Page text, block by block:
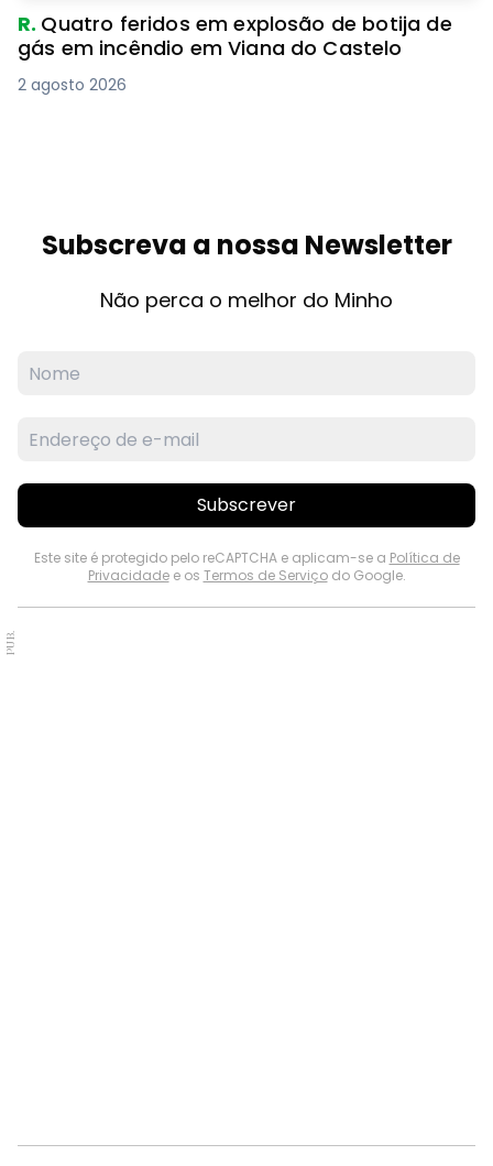
R. Quatro feridos em explosão de botija de
gás em incêndio em Viana do Castelo
2 agosto 2026
Subscreva a nossa Newsletter
Não perca o melhor do Minho
Subscrever
Este site é protegido pelo reCAPTCHA e aplicam-se a Política de
Privacidadee os Termos de Serviçodo Google.
PUB.